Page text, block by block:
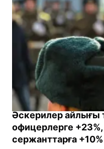
Әскерилер айлығы
офицерлерге
сержанттарға +10%